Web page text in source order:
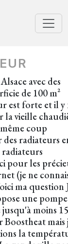
avec des
de 100 m²
est forte et il y
la vieille
coup
radiateurs
pour les
(je ne
ma question
une
moins 15
mais
la